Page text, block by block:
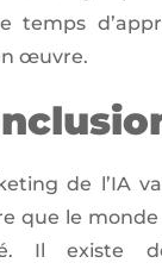
temps
œuvre.
de l’IA
que le
Il existe